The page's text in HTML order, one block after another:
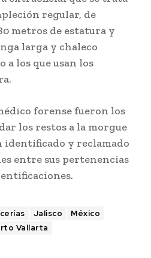
regular, de
metros de estatura y
larga y chaleco
a los que usan los
forense fueron los
los restos a la morgue
identificado y reclamado
entre sus pertenencias
Jalisco
México
Vallarta